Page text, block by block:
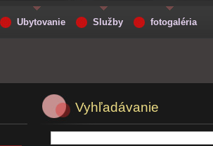
Vyhľadávanie
Ubytovanie Služby fotogaléria